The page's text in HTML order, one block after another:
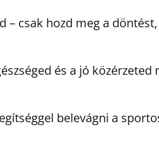
– csak hozd meg a
és a jó közérzeted
belevágni a